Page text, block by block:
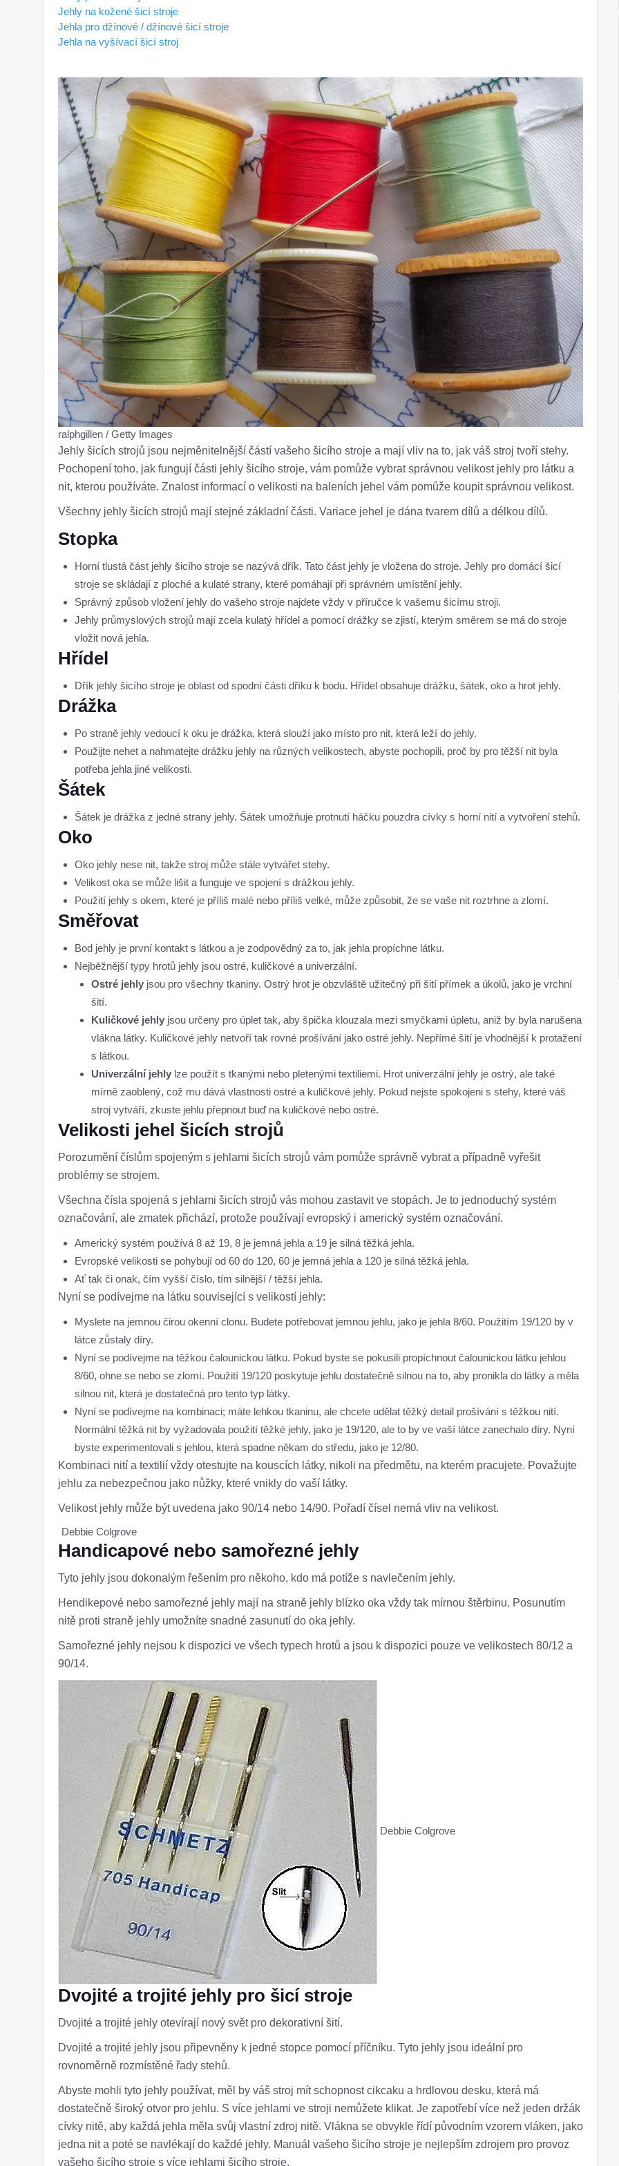
Jehly na kožené šicí stroje
Jehla pro džínové / džínové šicí stroje
Jehla na vyšívací šicí stroj
ralphgillen / Getty Images
Jehly šicích strojů jsou nejměnitelnější částí vašeho šicího stroje a mají vliv na to, jak váš stroj tvoří stehy.
Pochopení toho, jak fungují části jehly šicího stroje, vám pomůže vybrat správnou velikost jehly pro látku a
nit, kterou používáte. Znalost informací o velikosti na baleních jehel vám pomůže koupit správnou velikost.
Všechny jehly šicích strojů mají stejné základní části. Variace jehel je dána tvarem dílů a délkou dílů.
Stopka
Horní tlustá část jehly šicího stroje se nazývá dřík. Tato část jehly je vložena do stroje. Jehly pro domácí šicí
stroje se skládají z ploché a kulaté strany, které pomáhají při správném umístění jehly.
Správný způsob vložení jehly do vašeho stroje najdete vždy v příručce k vašemu šicímu stroji.
Jehly průmyslových strojů mají zcela kulatý hřídel a pomocí drážky se zjistí, kterým směrem se má do stroje
vložit nová jehla.
Hřídel
Dřík jehly šicího stroje je oblast od spodní části dříku k bodu. Hřídel obsahuje drážku, šátek, oko a hrot jehly.
Drážka
Po straně jehly vedoucí k oku je drážka, která slouží jako místo pro nit, která leží do jehly.
Použijte nehet a nahmatejte drážku jehly na různých velikostech, abyste pochopili, proč by pro těžší nit byla
potřeba jehla jiné velikosti.
Šátek
Šátek je drážka z jedné strany jehly. Šátek umožňuje protnutí háčku pouzdra cívky s horní nití a vytvoření stehů.
Oko
Oko jehly nese nit, takže stroj může stále vytvářet stehy.
Velikost oka se může lišit a funguje ve spojení s drážkou jehly.
Použití jehly s okem, které je příliš malé nebo příliš velké, může způsobit, že se vaše nit roztrhne a zlomí.
Směřovat
Bod jehly je první kontakt s látkou a je zodpovědný za to, jak jehla propíchne látku.
Nejběžnější typy hrotů jehly jsou ostré, kuličkové a univerzální.
Ostré jehly jsou pro všechny tkaniny. Ostrý hrot je obzvláště užitečný při šití přímek a úkolů, jako je vrchní
šití.
Kuličkové jehly jsou určeny pro úplet tak, aby špička klouzala mezi smyčkami úpletu, aniž by byla narušena
vlákna látky. Kuličkové jehly netvoří tak rovné prošívání jako ostré jehly. Nepřímé šití je vhodnější k protažení
s látkou.
Univerzální jehly lze použít s tkanými nebo pletenými textiliemi. Hrot univerzální jehly je ostrý, ale také
mírně zaoblený, což mu dává vlastnosti ostré a kuličkové jehly. Pokud nejste spokojeni s stehy, které váš
stroj vytváří, zkuste jehlu přepnout buď na kuličkové nebo ostré.
Velikosti jehel šicích strojů
Porozumění číslům spojeným s jehlami šicích strojů vám pomůže správně vybrat a případně vyřešit
problémy se strojem.
Všechna čísla spojená s jehlami šicích strojů vás mohou zastavit ve stopách. Je to jednoduchý systém
označování, ale zmatek přichází, protože používají evropský i americký systém označování.
Americký systém používá 8 až 19, 8 je jemná jehla a 19 je silná těžká jehla.
Evropské velikosti se pohybují od 60 do 120, 60 je jemná jehla a 120 je silná těžká jehla.
Ať tak či onak, čím vyšší číslo, tím silnější / těžší jehla.
Nyní se podívejme na látku související s velikostí jehly:
Myslete na jemnou čirou okenní clonu. Budete potřebovat jemnou jehlu, jako je jehla 8/60. Použitím 19/120 by v
látce zůstaly díry.
Nyní se podívejme na těžkou čalounickou látku. Pokud byste se pokusili propíchnout čalounickou látku jehlou
8/60, ohne se nebo se zlomí. Použití 19/120 poskytuje jehlu dostatečně silnou na to, aby pronikla do látky a měla
silnou nit, která je dostatečná pro tento typ látky.
Nyní se podívejme na kombinaci; máte lehkou tkaninu, ale chcete udělat těžký detail prošívání s těžkou nití.
Normální těžká nit by vyžadovala použití těžké jehly, jako je 19/120, ale to by ve vaší látce zanechalo díry. Nyní
byste experimentovali s jehlou, která spadne někam do středu, jako je 12/80.
Kombinaci nití a textilií vždy otestujte na kouscích látky, nikoli na předmětu, na kterém pracujete. Považujte
jehlu za nebezpečnou jako nůžky, které vnikly do vaší látky.
Velikost jehly může být uvedena jako 90/14 nebo 14/90. Pořadí čísel nemá vliv na velikost.
Debbie Colgrove
Handicapové nebo samořezné jehly
Tyto jehly jsou dokonalým řešením pro někoho, kdo má potíže s navlečením jehly.
Hendikepové nebo samořezné jehly mají na straně jehly blízko oka vždy tak mírnou štěrbinu. Posunutím
nitě proti straně jehly umožníte snadné zasunutí do oka jehly.
Samořezné jehly nejsou k dispozici ve všech typech hrotů a jsou k dispozici pouze ve velikostech 80/12 a
90/14.
Debbie Colgrove
Dvojité a trojité jehly pro šicí stroje
Dvojité a trojité jehly otevírají nový svět pro dekorativní šití.
Dvojité a trojité jehly jsou připevněny k jedné stopce pomocí příčníku. Tyto jehly jsou ideální pro
rovnoměrně rozmístěné řady stehů.
Abyste mohli tyto jehly používat, měl by váš stroj mít schopnost cikcaku a hrdlovou desku, která má
dostatečně široký otvor pro jehlu. S více jehlami ve stroji nemůžete klikat. Je zapotřebí více než jeden držák
cívky nitě, aby každá jehla měla svůj vlastní zdroj nitě. Vlákna se obvykle řídí původním vzorem vláken, jako
jedna nit a poté se navlékají do každé jehly. Manuál vašeho šicího stroje je nejlepším zdrojem pro provoz
vašeho šicího stroje s více jehlami šicího stroje.